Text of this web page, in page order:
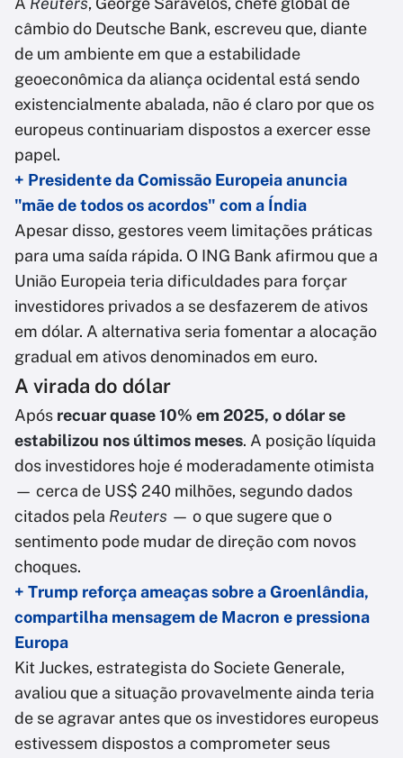
câmbio do Deutsche Bank, escreveu que, diante
de um ambiente em que a estabilidade
geoeconômica da aliança ocidental está sendo
existencialmente abalada, não é claro por que os
europeus continuariam dispostos a exercer esse
papel.
+ Presidente da Comissão Europeia anuncia
"mãe de todos os acordos" com a Índia
Apesar disso, gestores veem limitações práticas
para uma saída rápida. O ING Bank afirmou que a
União Europeia teria dificuldades para forçar
investidores privados a se desfazerem de ativos
em dólar. A alternativa seria fomentar a alocação
gradual em ativos denominados em euro.
A virada do dólar
Após recuar quase 10% em 2025, o dólar se
estabilizou nos últimos meses. A posição líquida
dos investidores hoje é moderadamente otimista
— cerca de US$ 240 milhões, segundo dados
citados pela Reuters — o que sugere que o
sentimento pode mudar de direção com novos
choques.
+ Trump reforça ameaças sobre a Groenlândia,
compartilha mensagem de Macron e pressiona
Europa
Kit Juckes, estrategista do Societe Generale,
avaliou que a situação provavelmente ainda teria
de se agravar antes que os investidores europeus
estivessem dispostos a comprometer seus